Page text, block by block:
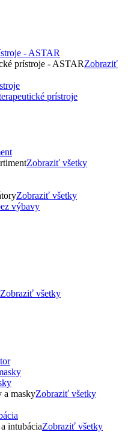
- ASTAR
prístroje - ASTARZobraziť
prístroje
Zobraziť všetky
Zobraziť všetky
Zobraziť všetky
a maskyZobraziť všetky
intubáciaZobraziť všetky